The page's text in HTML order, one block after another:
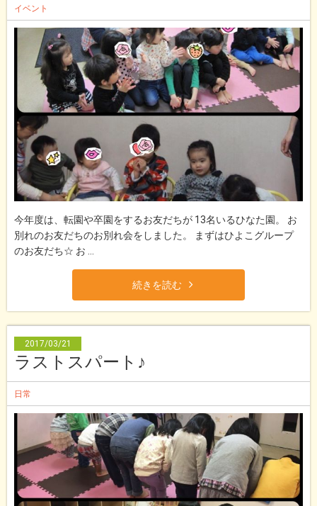
イベント
今年度は、転園や卒園をするお友だちが 13名いるひなた園。 お
別れのお友だちのお別れ会をしました。 まずはひよこグループ
のお友だち☆ お ...
続きを読む
2017/03/21
ラストスパート♪
日常